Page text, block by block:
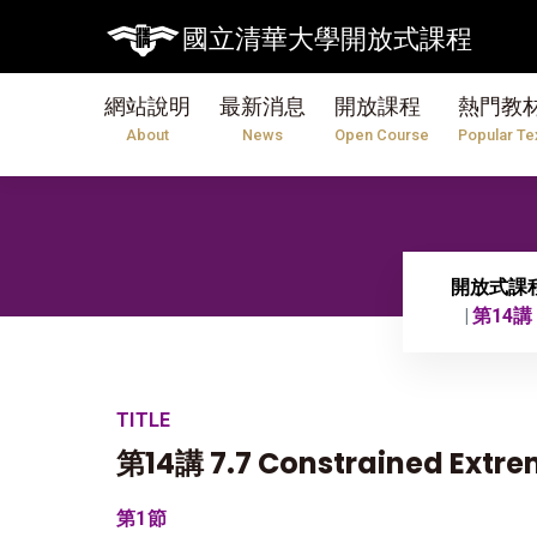
國立清華大學開放式課程
網站說明
About
最新消息
News
開放課程
Open Course
熱門教
Popular
開放式課
第14
TITLE
第14講 7.7 Constrained
第1節